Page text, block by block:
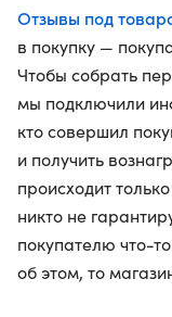
Отзывы под
в покупку —
Чтобы собрать
мы подключили
кто совершил
и получить
происходит
никто не
покупателю что-
об этом, то